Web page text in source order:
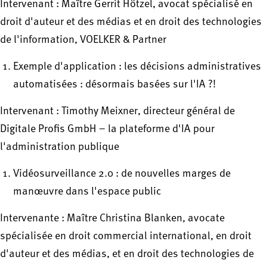
Intervenant : Maître Gerrit Hötzel, avocat spécialisé en
droit d'auteur et des médias et en droit des technologies
de l'information, VOELKER & Partner
Exemple d'application : les décisions administratives
automatisées : désormais basées sur l'IA ?!
Intervenant : Timothy Meixner, directeur général de
Digitale Profis GmbH – la plateforme d'IA pour
l'administration publique
Vidéosurveillance 2.0 : de nouvelles marges de
manœuvre dans l'espace public
Intervenante : Maître Christina Blanken, avocate
spécialisée en droit commercial international, en droit
d'auteur et des médias, et en droit des technologies de